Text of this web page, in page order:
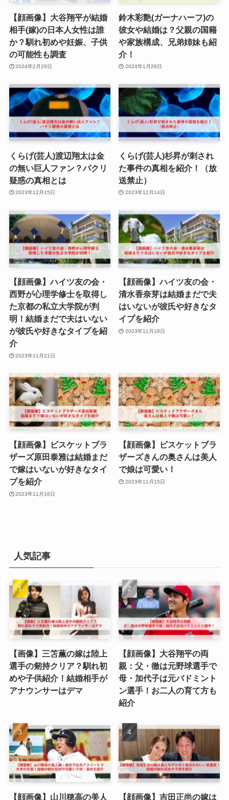
【顔画像】大谷翔平が結婚
相手(嫁)の日本人女性は誰
か？馴れ初めや妊娠、子供
の可能性も調査
2024年2月29日
鈴木彩艶(ガーナハーフ)の
彼女や結婚は？父親の国籍
や家族構成、兄弟姉妹も紹
介！
2024年1月26日
くらげ(芸人)渡辺翔太は金
の無い巨人ファン？パクリ
疑惑の真相とは
2023年12月15日
くらげ(芸人)杉昇が刺され
た事件の真相を紹介！（放
送禁止）
2023年12月14日
【顔画像】ハイツ友の会・
西野が心理学修士を取得し
た京都の私立大学院が判
明！結婚まだで夫はいない
が彼氏や好きなタイプを紹
介
2023年11月21日
【顔画像】ハイツ友の会・
清水香奈芽は結婚まだで夫
はいないが彼氏や好きなタ
イプを紹介
2023年11月18日
【顔画像】ビスケットブラ
ザーズ原田泰雅は結婚まだ
で嫁はいないが好きなタイ
プを紹介
2023年11月16日
【顔画像】ビスケットブラ
ザーズきんの奥さんは美人
で娘は可愛い！
2023年11月15日
人気記事
【画像】三笘薫の嫁は陸上
選手の剱持クリア？馴れ初
めや子供紹介！結婚相手が
アナウンサーはデマ
【顔画像】大谷翔平の両
親：父・徹は元野球選手で
母・加代子は元バドミント
ン選手！お二人の育て方も
紹介
【顔画像】山川穂高の美人 【顔画像】吉田正尚の嫁は